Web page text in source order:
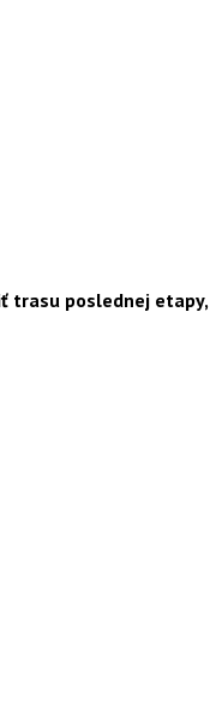
trasu poslednej etapy,